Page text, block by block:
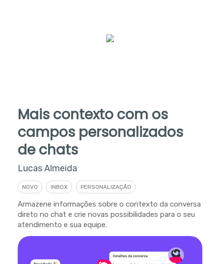
Mais contexto com os
campos personalizados
de chats
Lucas Almeida
NOVO INBOX PERSONALIZAÇÃO
Armazene informações sobre o contexto da conversa
direto no chat e crie novas possibilidades para o seu
atendimento e sua equipe.